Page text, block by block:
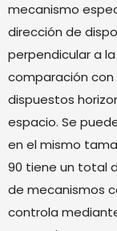
mecanismo
dirección de
perpendicular a
comparación
dispuestos
espacio. Se
en el mismo
90 tiene un total
de mecanismos
controla